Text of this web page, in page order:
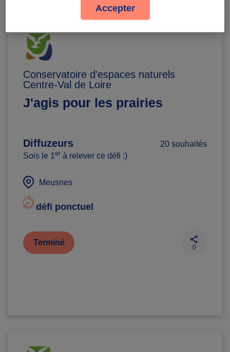
Conservatoire d'espaces naturels
Centre-Val de Loire
J'agis pour les prairies
Diffuzeurs
20 souhaités
Sois le 1er à relever ce défi :)
Meusnes
défi ponctuel
Terminé
0
Accepter